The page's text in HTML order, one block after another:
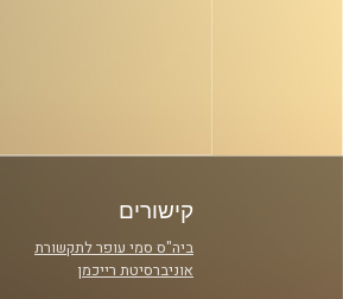
קישורים
ביה"ס סמי עופר לתקשורת
אוניברסיטת רייכמן